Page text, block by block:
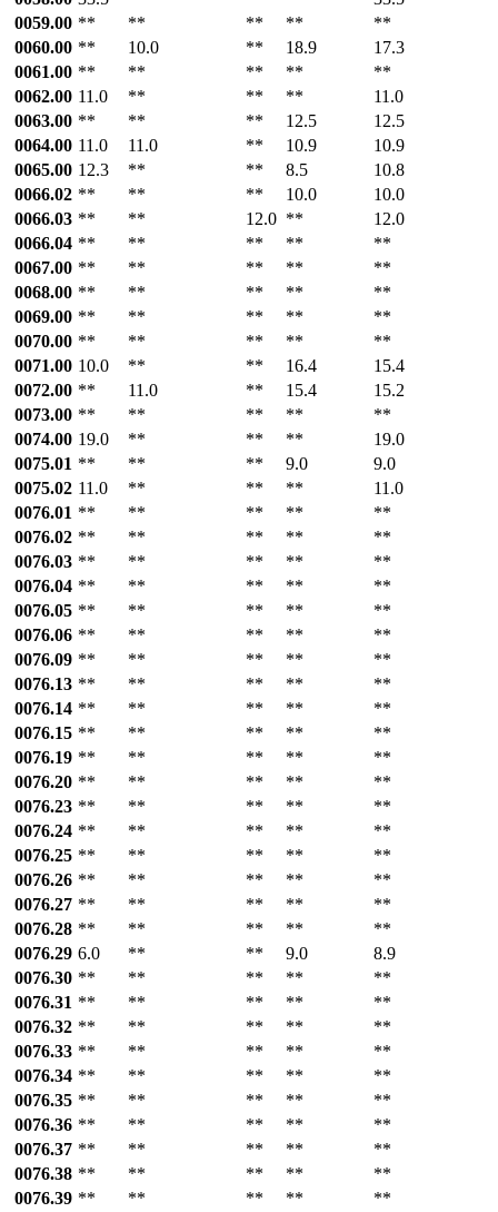
0059.00 ** ** ** **
**
0060.00 ** 10.0 ** 18.9
17.3
0061.00 ** ** ** **
**
0062.00 11.0 ** ** **
11.0
0063.00 ** ** ** 12.5
12.5
0064.00 11.0 11.0 ** 10.9
10.9
0065.00 12.3 ** ** 8.5
10.8
0066.02 ** ** ** 10.0
10.0
0066.03 ** ** 12.0 **
12.0
0066.04 ** ** ** **
**
0067.00 ** ** ** **
**
0068.00 ** ** ** **
**
0069.00 ** ** ** **
**
0070.00 ** ** ** **
**
0071.00 10.0 ** ** 16.4
15.4
0072.00 ** 11.0 ** 15.4
15.2
0073.00 ** ** ** **
**
0074.00 19.0 ** ** **
19.0
0075.01 ** ** ** 9.0
9.0
0075.02 11.0 ** ** **
11.0
0076.01 ** ** ** **
**
0076.02 ** ** ** **
**
0076.03 ** ** ** **
**
0076.04 ** ** ** **
**
0076.05 ** ** ** **
**
0076.06 ** ** ** **
**
0076.09 ** ** ** **
**
0076.13 ** ** ** **
**
0076.14 ** ** ** **
**
0076.15 ** ** ** **
**
0076.19 ** ** ** **
**
0076.20 ** ** ** **
**
0076.23 ** ** ** **
**
0076.24 ** ** ** **
**
0076.25 ** ** ** **
**
0076.26 ** ** ** **
**
0076.27 ** ** ** **
**
0076.28 ** ** ** **
**
0076.29 6.0 ** ** 9.0
8.9
0076.30 ** ** ** **
**
0076.31 ** ** ** **
**
0076.32 ** ** ** **
**
0076.33 ** ** ** **
**
0076.34 ** ** ** **
**
0076.35 ** ** ** **
**
0076.36 ** ** ** **
**
0076.37 ** ** ** **
**
0076.38 ** ** ** **
**
0076.39 ** ** ** **
**